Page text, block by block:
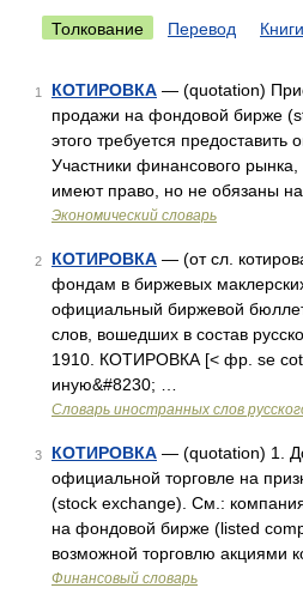
Толкование Перевод Книги
1 КОТИРОВКА — (quotation)
продажи на фондовой бирже
этого требуется
Участники финансового
имеют право, но не обязаны
Экономический словарь
2 КОТИРОВКА — (от сл.
фондам в биржевых
официальный биржевой
слов, вошедших в состав
1910. КОТИРОВКА [< фр. se
иную&#8230; …
Словарь иностранных слов
3 КОТИРОВКА — (quotation) 1.
официальной торговле на
(stock exchange). См.:
на фондовой бирже (listed
возможной торговлю акциями
Финансовый словарь